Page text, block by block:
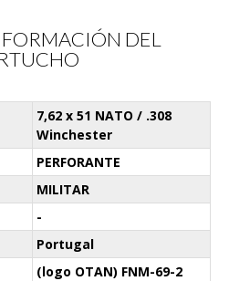
DEL
7,62 x 51 NATO / .308
Winchester
PERFORANTE
MILITAR
-
Portugal
(logo OTAN) FNM-69-2